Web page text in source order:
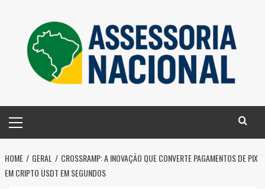
content
Menu
HOME GERAL
CROSSRAMP: A INOVAÇÃO QUE CONVERTE PAGAMENTOS DE PIX
EM CRIPTO USDT EM SEGUNDOS